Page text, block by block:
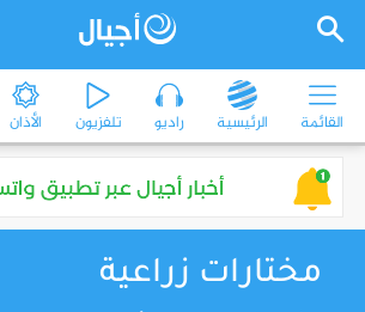
القائمة الرئيسية راديو تلفزيون الأذان
مختارات زراعية